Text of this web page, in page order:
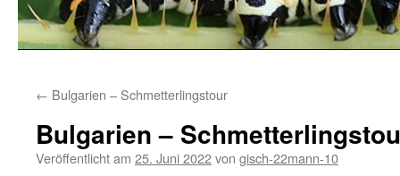
← Bulgarien – Schmetterlingstour
Bulgarien –
Veröffentlicht am 25. Juni 2022von gisch-22mann-10